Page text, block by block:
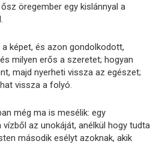
öregember egy kislánnyal a
képet, és azon gondolkodott,
milyen erős a szeretet; hogyan
majd nyerheti vissza az egészet;
vissza a folyó.
még ma is mesélik: egy
vízből az unokáját, anélkül hogy tudta
második esélyt azoknak, akik